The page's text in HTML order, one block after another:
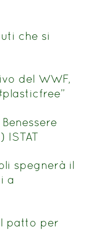
che si
del WWF,
ISTAT
spegnerà il
a
patto per